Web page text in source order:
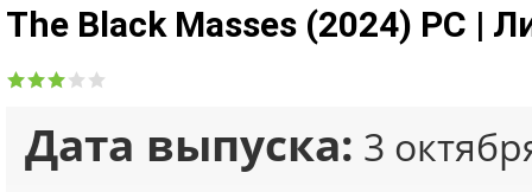
The Black Masses (2024) PC |
Дата выпуска: 3